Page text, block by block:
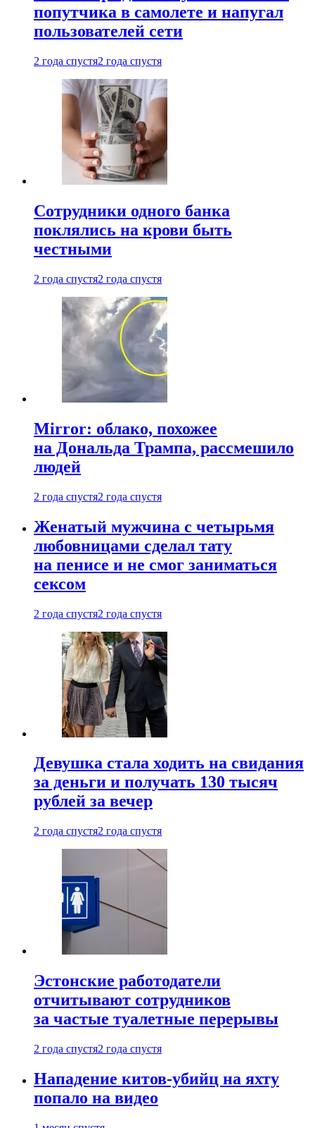
попутчика в самолете и напугал
пользователей сети
2 года спустя2 года спустя
Сотрудники одного банка
поклялись на крови быть
честными
2 года спустя2 года спустя
Mirror: облако, похожее
на Дональда Трампа, рассмешило
людей
2 года спустя2 года спустя
Женатый мужчина с четырьмя
любовницами сделал тату
на пенисе и не смог заниматься
сексом
2 года спустя2 года спустя
Девушка стала ходить на свидания
за деньги и получать 130 тысяч
рублей за вечер
2 года спустя2 года спустя
Эстонские работодатели
отчитывают сотрудников
за частые туалетные перерывы
2 года спустя2 года спустя
Нападение китов-убийц на яхту
попало на видео